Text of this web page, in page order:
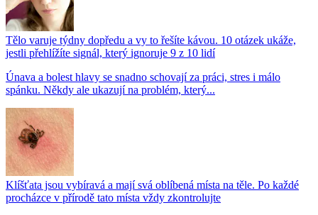
Tělo varuje týdny dopředu a vy to řešíte kávou. 10 otázek ukáže,
jestli přehlížíte signál, který ignoruje 9 z 10 lidí
Únava a bolest hlavy se snadno schovají za práci, stres i málo
spánku. Někdy ale ukazují na problém, který...
Klíšťata jsou vybíravá a mají svá oblíbená místa na těle. Po každé
procházce v přírodě tato místa vždy zkontrolujte